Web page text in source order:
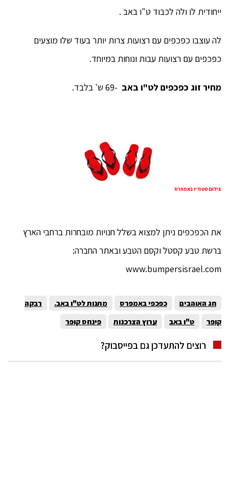
ייחודית לו ולה לכבוד ט"ו באב .
לה עוצבו כפכפים עם רצועות צרות יותר בעוד שלו מוצעים
כפכפים עם רצועות עבות ונוחות במיוחד.
מחיר זוג כפכפים לט"ו באב -69 ש' בלבד.
צילום סטודיו באמפרס
את הכפכפים ניתן למצוא בשלל חנויות מובחרות ברחבי הארץ
ברשת טבע קסטל וקסם הטבע ובאתר החברה:
www.bumpersisrael.com
חג האוהבים כפכפי באמפרס מתנות לט"ו באב.
רבקה
קופר
ט"ו באב ערוץ הצרכנות פינחס קופר
רוצים להתעדכן גם בפייסבוק?